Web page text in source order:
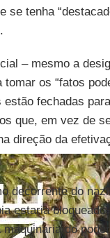
se tenha
– mesmo a
os “fatos
fechadas
que, em vez de
direção da
decorrente do
estaria bloqueado
do